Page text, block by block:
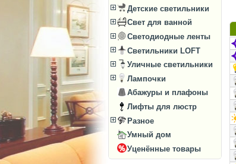
Детские светильники
Свет для ванной
Светодиодные ленты
Светильники LOFT
Уличные светильники
Лампочки
Абажуры и плафоны
Лифты для люстр
Разное
Умный дом
Уценённые товары